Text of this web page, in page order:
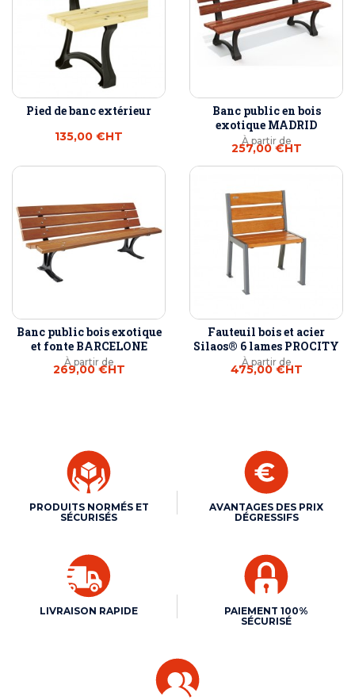
Pied de banc extérieur
135,00 €HT
Banc public en bois
exotique MADRID
À partir de
257,00 €HT
Banc public bois exotique
et fonte BARCELONE
À partir de
269,00 €HT
Fauteuil bois et acier
Silaos® 6 lames PROCITY
À partir de
475,00 €HT
PRODUITS NORMÉS ET
SÉCURISÉS
AVANTAGES DES PRIX
DÉGRESSIFS
LIVRAISON RAPIDE
PAIEMENT 100%
SÉCURISÉ